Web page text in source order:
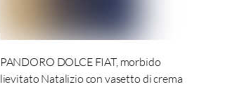
PANDORO DOLCE FIAT, morbido
lievitato Natalizio con vasetto di crema